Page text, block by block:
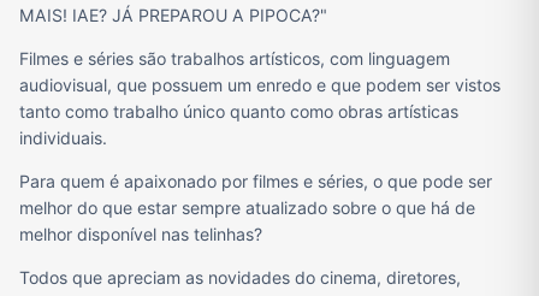
MAIS! IAE? JÁ PREPAROU A PIPOCA?"
Filmes e séries são trabalhos artísticos, com linguagem
audiovisual, que possuem um enredo e que podem ser vistos
tanto como trabalho único quanto como obras artísticas
individuais.
Para quem é apaixonado por filmes e séries, o que pode ser
melhor do que estar sempre atualizado sobre o que há de
melhor disponível nas telinhas?
Todos que apreciam as novidades do cinema, diretores,